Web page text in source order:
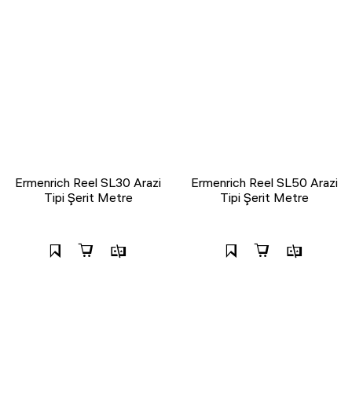
Ermenrich Reel SL30 Arazi
Tipi Şerit Metre
Ermenrich Reel SL50 Arazi
Tipi Şerit Metre